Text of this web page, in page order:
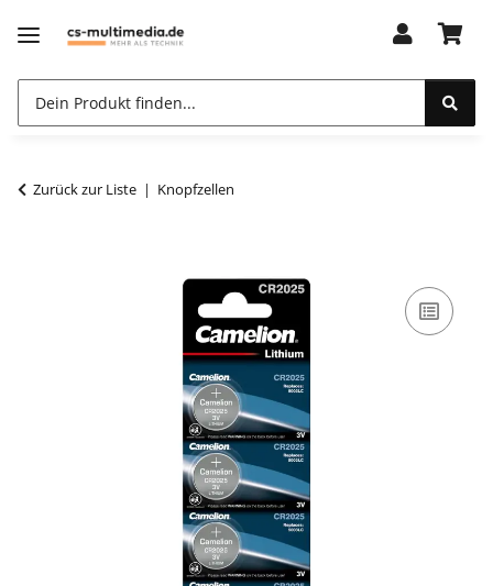
Zurück zur Liste Knopfzellen